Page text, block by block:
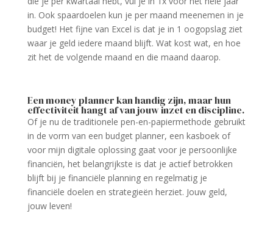
in. Ook spaardoelen kun je per maand meenemen in je
budget! Het fijne van Excel is dat je in 1 oogopslag ziet
waar je geld iedere maand blijft. Wat kost wat, en hoe
zit het de volgende maand en die maand daarop.
Een money planner kan handig zijn, maar hun
effectiviteit hangt af van jouw inzet en discipline.
Of je nu de traditionele pen-en-papiermethode gebruikt
in de vorm van een budget planner, een kasboek of
voor mijn digitale oplossing gaat voor je persoonlijke
financiën, het belangrijkste is dat je actief betrokken
blijft bij je financiële planning en regelmatig je
financiële doelen en strategieën herziet. Jouw geld,
jouw leven!